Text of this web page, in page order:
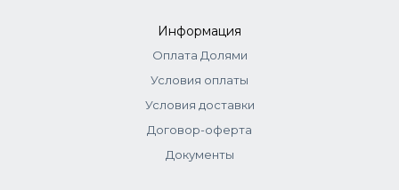
Информация
Оплата Долями
Условия оплаты
Условия доставки
Договор-оферта
Документы